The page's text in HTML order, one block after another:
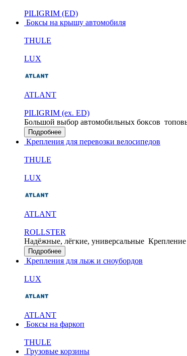
PILIGRIM (ED)
Боксы на крышу автомобиля
THULE
LUX
ATLANT
PILIGRIM (ex. ED)
Большой выбор автомобильных боксов
Подробнее
Крепления для перевозки велосипедов
THULE
LUX
ATLANT
ROLLSTER
Надёжные, лёгкие, универсальные Крепление
Подробнее
Крепления для лыж и сноубордов
LUX
ATLANT
Боксы на фаркоп
THULE
Грузовые корзины